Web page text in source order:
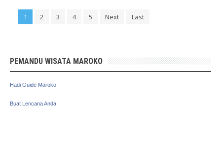
1 2 3 4 5 Next Last
PEMANDU WISATA MAROKO
Hadi Guide Maroko
Buat Lencana Anda